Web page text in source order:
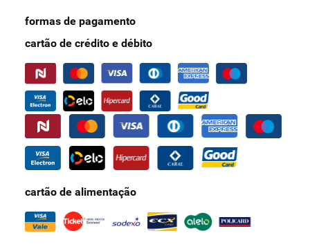
formas de pagamento
cartão de crédito e débito
cartão de alimentação